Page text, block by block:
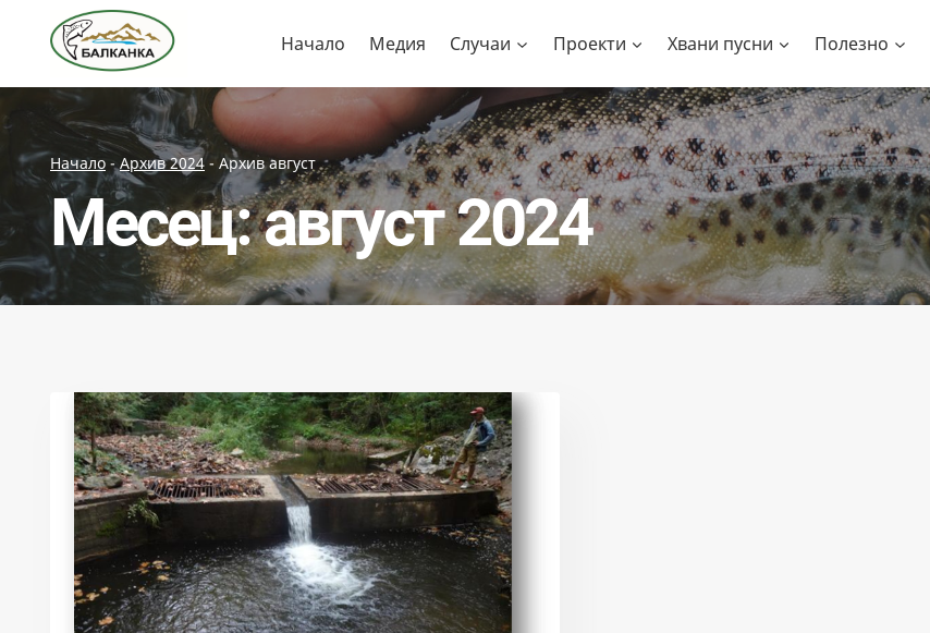
Начало Медия Случаи Проекти Хвани пусни Полезно
Начало -Архив 2024- Архив август
Месец: август 2024